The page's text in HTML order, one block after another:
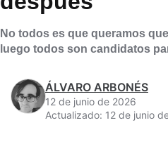
No todos es que queramos
luego todos son candidatos
ÁLVARO ARBONÉS
12 de junio de 2026
Actualizado: 12 de junio